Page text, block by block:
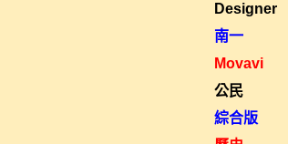
Designer
南一
Movavi
公民
綜合版